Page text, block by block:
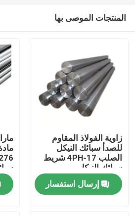
مسكن
المنتجات الموصى بها
زاوية الفولاذ المقاوم
للصدأ سبائك النيكل
الصلب 17-4PH شريط
سبائك النيكل
إرسال استفسار